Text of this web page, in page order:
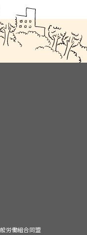
労働組合同盟